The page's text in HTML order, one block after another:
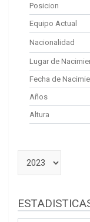
Posicion
Equipo Actual
Nacionalidad
Lugar de
Fecha de
Años
Altura